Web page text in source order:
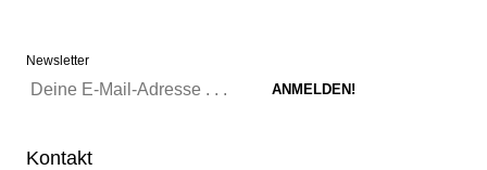
Newsletter
Kontakt